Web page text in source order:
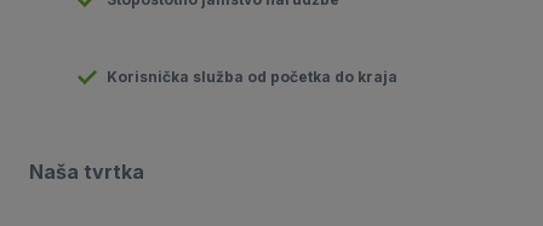
Korisnička služba od početka do kraja
Naša tvrtka